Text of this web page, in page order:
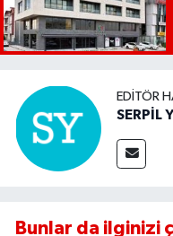
EDITÖR
SERPİL
Bunlar da ilginizi